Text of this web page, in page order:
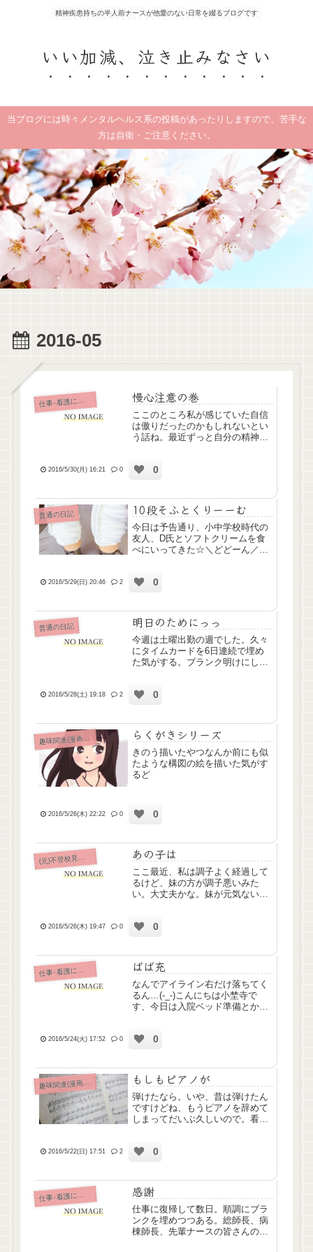
精神疾患持ちの半人前ナースが他愛のない日常を綴るブログです
いい加減、泣き止みなさい
当ブログには時々メンタルヘルス系の投稿があったりしますので、苦手な
方は自衛・ご注意ください。
2016-05
仕
事･看護について 慢心注意の巻
ここのところ私が感じていた自信
は傲りだったのかもしれないとい
う話ね。最近ずっと自分の精神状
う。今日はそれに気付けたいい機
の...
2016/5/30(月) 16:21 0 0
普通の日記 10段そふとくりーーむ
今日は予告通り、小中学校時代の
友人、D氏とソフトクリームを食
べにいってきた☆＼どどーん／じ
そのまま食べるのは大変なので、
2016/5/29(日) 20:46 2 0
普通の日記 明日のためにっっ
今週は土曜出勤の週でした。久々
にタイムカードを6日連続で埋め
た気がする。ブランク明けにして
出かけ！日本一高い(物理的に)と
2016/5/28(土) 19:18 2 0
趣 らくがきシリーズ
きのう描いたやつなんか前にも似
たような構図の絵を描いた気がす
るど
2016/5/26(木) 22:22 0 0
(元)不登校見守り日誌 あの子は
ここ最近、私は調子よく経過して
るけど、妹の方が調子悪いみた
い。大丈夫かな。妹が元気ないと
2016/5/26(木) 19:47 0 0
仕
事･看護について ばば充
なんでアイライン右だけ落ちてく
るん…(-_-)こんにちは小埜寺で
す、今日は入院ベッド準備とか寝
た。なんか普通に食事介助してた
2016/5/24(火) 17:52 0 0
趣味関連(漫画ｱﾆﾒ排球etc) もしもピアノが
弾けたなら。いや、昔は弾けたん
ですけどね、もうピアノを辞めて
しまってだいぶ久しいので。看護
ど、今となってはもうさっぱり。
は...
2016/5/22(日) 17:51 2 0
仕
事･看護について 感謝
仕事に復帰して数日。順調にブラ
ンクを埋めつつある。総師長、病
棟師長、先輩ナースの皆さんのお